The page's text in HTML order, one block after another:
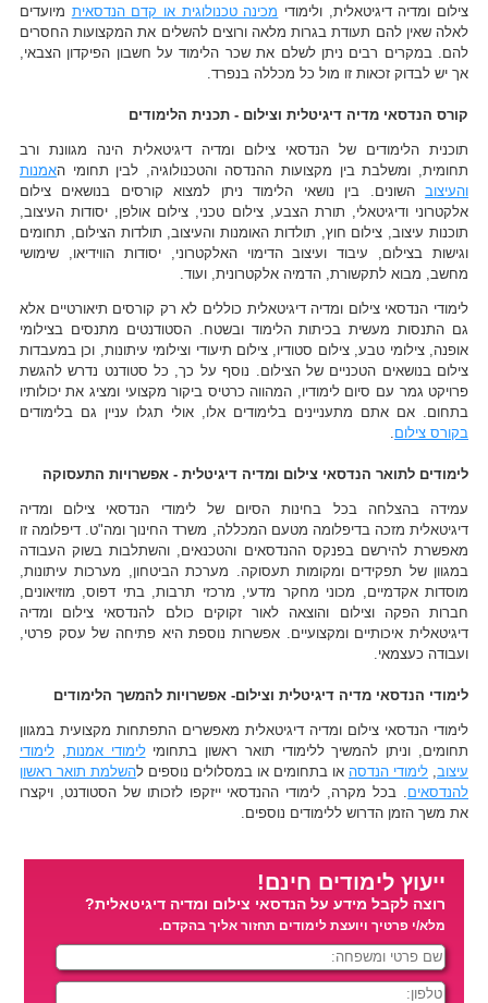
צילום ומדיה דיגיטאלית, ולימודי מכינה טכנולוגית או קדם הנדסאית מיועדים
לאלה שאין להם תעודת בגרות מלאה ורוצים להשלים את המקצועות החסרים
להם. במקרים רבים ניתן לשלם את שכר הלימוד על חשבון הפיקדון הצבאי,
אך יש לבדוק זכאות זו מול כל מכללה בנפרד.
קורס הנדסאי מדיה דיגיטלית וצילום - תכנית הלימודים
תוכנית הלימודים של הנדסאי צילום ומדיה דיגיטאלית הינה מגוונת ורב
תחומית, ומשלבת בין מקצועות ההנדסה והטכנולוגיה, לבין תחומי האמנות
והעיצובהשונים. בין נושאי הלימוד ניתן למצוא קורסים בנושאים צילום
אלקטרוני ודיגיטאלי, תורת הצבע, צילום טכני, צילום אולפן, יסודות העיצוב,
תוכנות עיצוב, צילום חוץ, תולדות האומנות והעיצוב, תולדות הצילום, תחומים
וגישות בצילום, עיבוד ועיצוב הדימוי האלקטרוני, יסודות הווידיאו, שימושי
מחשב, מבוא לתקשורת, הדמיה אלקטרונית, ועוד.
לימודי הנדסאי צילום ומדיה דיגיטאלית כוללים לא רק קורסים תיאורטיים אלא
גם התנסות מעשית בכיתות הלימוד ובשטח. הסטודנטים מתנסים בצילומי
אופנה, צילומי טבע, צילום סטודיו, צילום תיעודי וצילומי עיתונות, וכן במעבדות
צילום בנושאים הטכניים של הצילום. נוסף על כך, כל סטודנט נדרש להגשת
פרויקט גמר עם סיום לימודיו, המהווה כרטיס ביקור מקצועי ומציג את יכולותיו
בתחום. אם אתם מתעניינים בלימודים אלו, אולי תגלו עניין גם בלימודים
בקורס צילום
לימודים לתואר הנדסאי צילום ומדיה דיגיטלית - אפשרויות התעסוקה
עמידה בהצלחה בכל בחינות הסיום של לימודי הנדסאי צילום ומדיה
דיגיטאלית מזכה בדיפלומה מטעם המכללה, משרד החינוך ומה"ט. דיפלומה זו
מאפשרת להירשם בפנקס ההנדסאים והטכנאים, והשתלבות בשוק העבודה
במגוון של תפקידים ומקומות תעסוקה. מערכת הביטחון, מערכות עיתונות,
מוסדות אקדמיים, מכוני מחקר מדעי, מרכזי תרבות, בתי דפוס, מוזיאונים,
חברות הפקה וצילום והוצאה לאור זקוקים כולם להנדסאי צילום ומדיה
דיגיטאלית איכותיים ומקצועיים. אפשרות נוספת היא פתיחה של עסק פרטי,
ועבודה כעצמאי.
לימודי הנדסאי מדיה דיגיטלית וצילום- אפשרויות להמשך הלימודים
לימודי הנדסאי צילום ומדיה דיגיטאלית מאפשרים התפתחות מקצועית במגוון
תחומים, וניתן להמשיך ללימודי תואר ראשון בתחומילימודי אמנות ,לימודי
עיצוב, לימודי הנדסה או בתחומים או במסלולים נוספים להשלמת תואר ראשון
להנדסאים . בכל מקרה, לימודי ההנדסאי ייזקפו לזכותו של הסטודנט, ויקצרו
את משך הזמן הדרוש ללימודים נוספים.
ייעוץ לימודים חינם!
רוצה לקבל מידע על הנדסאי צילום ומדיה דיגיטאלית?
מלא/י פרטיך ויועצת לימודים תחזור אליך בהקדם.